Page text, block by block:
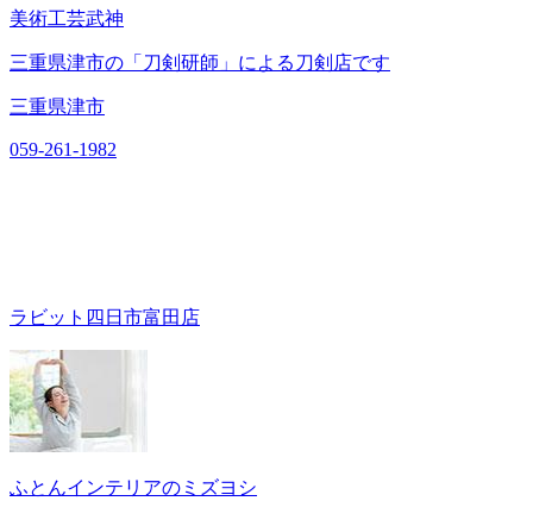
美術工芸武神
三重県津市の「刀剣研師」による刀剣店です
三重県津市
059-261-1982
ラビット四日市富田店
ふとんインテリアのミズヨシ